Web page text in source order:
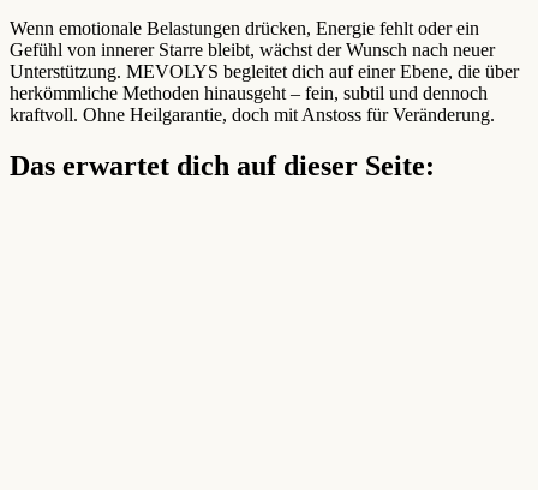
Wenn emotionale Belastungen drücken, Energie fehlt oder ein
Gefühl von innerer Starre bleibt, wächst der Wunsch nach neuer
Unterstützung. MEVOLYS begleitet dich auf einer Ebene, die über
herkömmliche Methoden hinausgeht – fein, subtil und dennoch
kraftvoll. Ohne Heilgarantie, doch mit Anstoss für Veränderung.
Das erwartet dich auf dieser Seite: